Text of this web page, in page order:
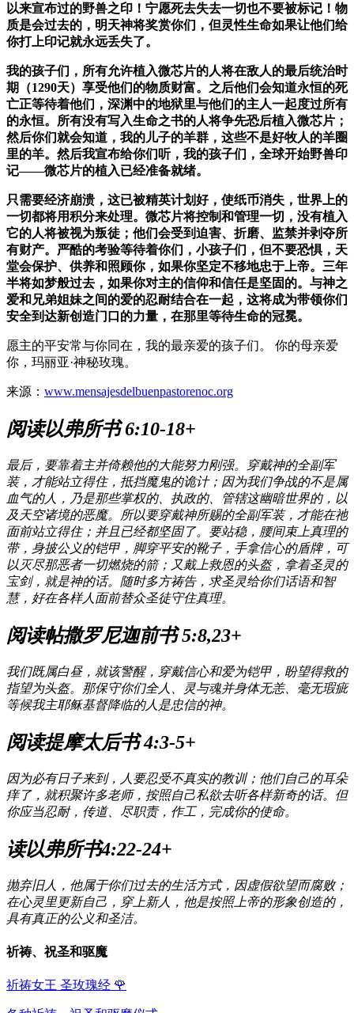
以来宣布过的野兽之印！宁愿死去失去一切也不要被标记！物
质是会过去的，明天神将奖赏你们，但灵性生命如果让他们给
你打上印记就永远丢失了。
我的孩子们，所有允许植入微芯片的人将在敌人的最后统治时
期（1290天）享受他们的物质财富。之后他们会知道永恒的死
亡正等待着他们，深渊中的地狱里与他们的主人一起度过所有
的永恒。所有没有写入生命之书的人将争先恐后植入微芯片；
然后你们就会知道，我的儿子的羊群，这些不是好牧人的羊圈
里的羊。然后我宣布给你们听，我的孩子们，全球开始野兽印
记——微芯片的植入已经准备就绪。
只需要经济崩溃，这已被精英计划好，使纸币消失，世界上的
一切都将用积分来处理。微芯片将控制和管理一切，没有植入
它的人将被视为叛徒；他们会受到迫害、折磨、监禁并剥夺所
有财产。严酷的考验等待着你们，小孩子们，但不要恐惧，天
堂会保护、供养和照顾你，如果你坚定不移地忠于上帝。三年
半将如梦般过去，如果你对主的信仰和信任是坚固的。与神之
爱和兄弟姐妹之间的爱的忍耐结合在一起，这将成为带领你们
安全到达新创造门口的力量，在那里等待生命的冠冕。
愿主的平安常与你同在，我的最亲爱的孩子们。 你的母亲爱
你，玛丽亚·神秘玫瑰。
来源： www.mensajesdelbuenpastorenoc.org
阅读以弗所书 6:10-18+
最后，要靠着主并倚赖他的大能努力刚强。穿戴神的全副军
装，才能站立得住，抵挡魔鬼的诡计；因为我们争战的不是属
血气的人，乃是那些掌权的、执政的、管辖这幽暗世界的，以
及天空诸境的恶魔。所以要穿戴神所赐的全副军装，才能在祂
面前站立得住；并且已经都坚固了。要站稳，腰间束上真理的
带，身披公义的铠甲，脚穿平安的靴子，手拿信心的盾牌，可
以灭尽那恶者一切燃烧的箭；又戴上救恩的头盔，拿着圣灵的
宝剑，就是神的话。随时多方祷告，求圣灵给你们话语和智
慧，好在各样人面前替众圣徒守住真理。
阅读帖撒罗尼迦前书 5:8,23+
我们既属白昼，就该警醒，穿戴信心和爱为铠甲，盼望得救的
指望为头盔。那保守你们全人、灵与魂并身体无恙、毫无瑕疵
等候我主耶稣基督降临的人是忠信的神。
阅读提摩太后书 4:3-5+
因为必有日子来到，人要忍受不真实的教训；他们自己的耳朵
痒了，就积聚许多老师，按照自己私欲去听各样新奇的话。但
你应当忍耐，传道、尽职责，作工，完成你的使命。
读以弗所书4:22-24+
抛弃旧人，他属于你们过去的生活方式，因虚假欲望而腐败；
在心灵里更新自己，穿上新人，他是按照上帝的形象创造的，
具有真正的公义和圣洁。
祈祷、祝圣和驱魔
祈祷女王 圣玫瑰经 🌹